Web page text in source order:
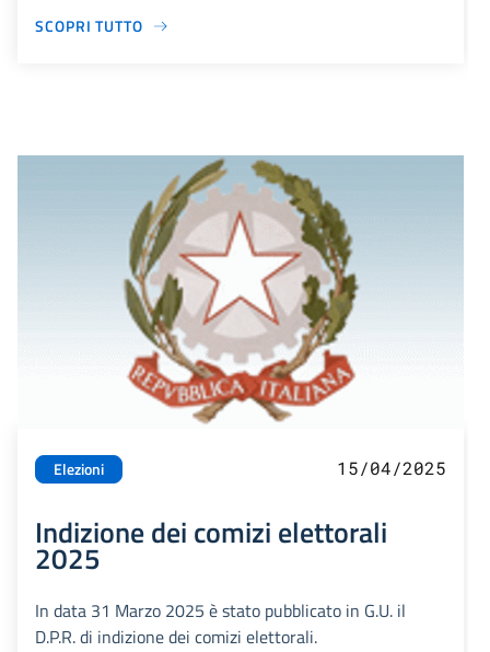
SCOPRI TUTTO
Elezioni 15/04/2025
Indizione dei comizi elettorali
2025
In data 31 Marzo 2025 è stato pubblicato in G.U. il
D.P.R. di indizione dei comizi elettorali.